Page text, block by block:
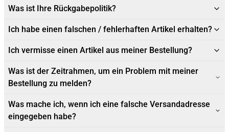
Was ist Ihre Rückgabepolitik?
Ich habe einen falschen / fehlerhaften Artikel erhalten?
Ich vermisse einen Artikel aus meiner Bestellung?
Was ist der Zeitrahmen, um ein Problem mit meiner
Bestellung zu melden?
Was mache ich, wenn ich eine falsche Versandadresse
eingegeben habe?